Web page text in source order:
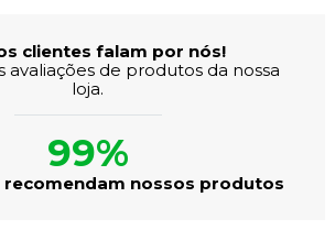
clientes falam por nós!
avaliações de produtos da nossa
loja.
99%
recomendam nossos produtos